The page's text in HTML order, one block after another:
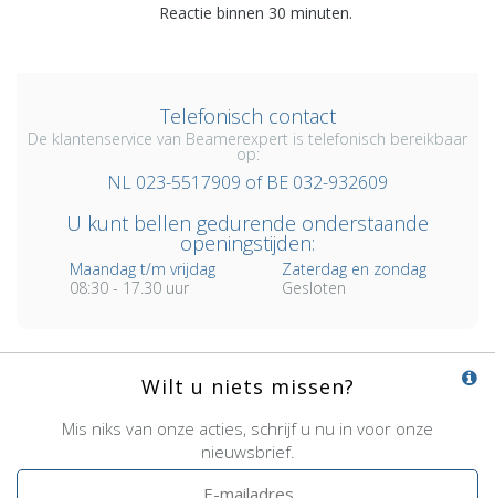
Reactie binnen 30 minuten.
Telefonisch contact
De klantenservice van Beamerexpert is telefonisch bereikbaar
op:
NL 023-5517909 of BE 032-932609
U kunt bellen gedurende onderstaande
openingstijden:
Maandag t/m vrijdag
08:30 - 17.30 uur
Zaterdag en zondag
Gesloten
Wilt u niets missen?
Mis niks van onze acties, schrijf u nu in voor onze
nieuwsbrief.